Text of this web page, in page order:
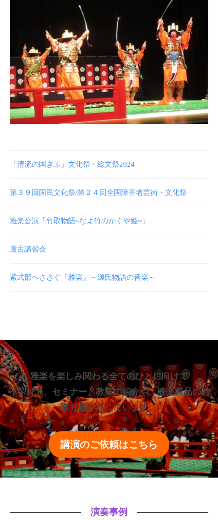
「清流の国ぎふ」文化祭・総文祭2024
第３９回国民文化祭/第２４回全国障害者芸術・文化祭
雅楽公演「竹取物語~なよ竹のかぐや姫~」
蘆舌講習会
紫式部へささぐ『雅楽』～源氏物語の音楽～
雅楽を楽しみ関わる全てのひとに向けて
イベント、セミナー、教室の紹介や、雅楽商品のお
取り扱いをしています。
講演のご依頼はこちら
演奏事例